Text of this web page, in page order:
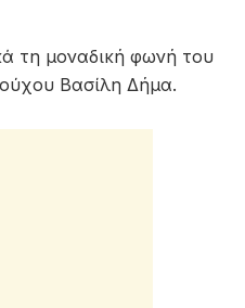
τη μοναδική φωνή του
Βασίλη Δήμα.